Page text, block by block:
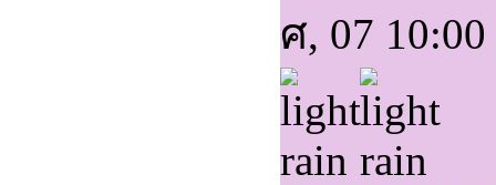
ศ, 07 10:00